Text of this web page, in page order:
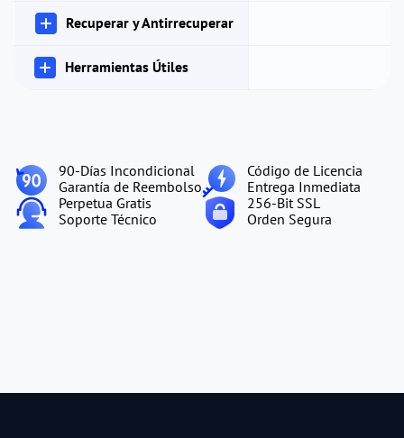
Recuperar y Antirrecuperar
Herramientas Útiles
90-Días Incondicional
Garantía de Reembolso
Código de Licencia
Entrega Inmediata
Perpetua Gratis
Soporte Técnico
256-Bit SSL
Orden Segura